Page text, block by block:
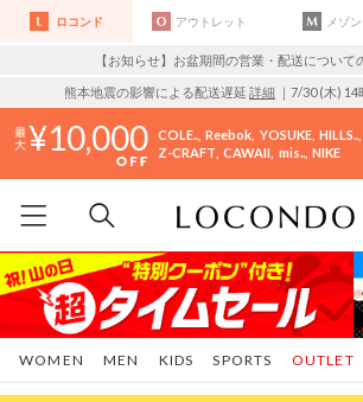
ロコンド アウトレット メゾン
【お知らせ】お盆期間の営業・配送について
熊本地震の影響による配送遅延 詳細 ｜7/30 (木)
10,000 COLE.. Reebok YOSUKE HILLS..
Z-CRAFT CAWAII mis.. NIKE
WOMEN MEN KIDS SPORTS OUTLET